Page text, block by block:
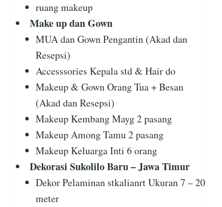
ruang makeup
Make up dan Gown
MUA dan Gown Pengantin (Akad dan
Resepsi)
Accesssories Kepala std & Hair do
Makeup & Gown Orang Tua + Besan
(Akad dan Resepsi)
Makeup Kembang Mayg 2 pasang
Makeup Among Tamu 2 pasang
Makeup Keluarga Inti 6 orang
Dekorasi Sukolilo Baru – Jawa Timur
Dekor Pelaminan stkalianrt Ukuran 7 – 20
meter